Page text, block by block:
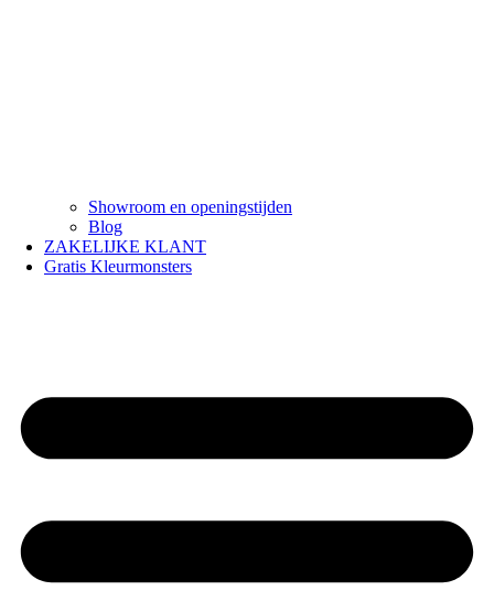
Showroom en openingstijden
Blog
ZAKELIJKE KLANT
Gratis Kleurmonsters